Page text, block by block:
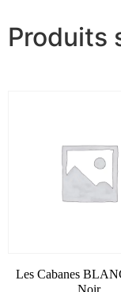
Produits
Les Cabanes